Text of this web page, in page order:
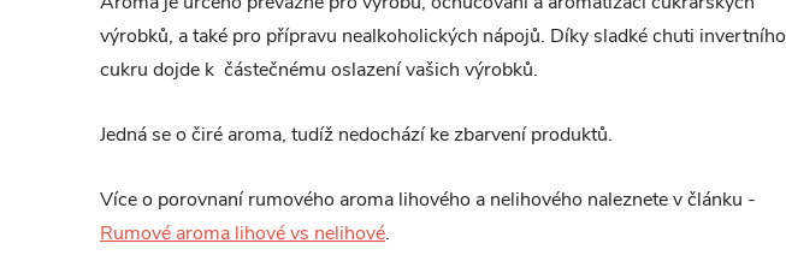
výrobků, a také pro přípravu nealkoholických nápojů. Díky sladké chuti invertního
cukru dojde k částečnému oslazení vašich výrobků.
Jedná se o čiré aroma, tudíž nedochází ke zbarvení produktů.
Více o porovnaní rumového aroma lihového a nelihového naleznete v článku -
Rumové aroma lihové vs nelihové.